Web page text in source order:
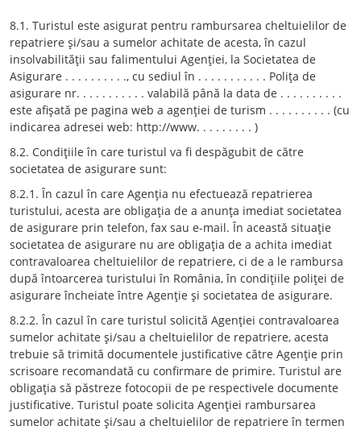
8.1. Turistul este asigurat pentru rambursarea cheltuielilor de
repatriere şi/sau a sumelor achitate de acesta, în cazul
insolvabilităţii sau falimentului Agenţiei, la Societatea de
Asigurare . . . . . . . . . ., cu sediul în . . . . . . . . . . . Poliţa de
asigurare nr. . . . . . . . . . . valabilă până la data de . . . . . . . . . .
este afişată pe pagina web a agenţiei de turism . . . . . . . . . . (cu
indicarea adresei web: http://www. . . . . . . . . )
8.2. Condiţiile în care turistul va fi despăgubit de către
societatea de asigurare sunt:
8.2.1. În cazul în care Agenţia nu efectuează repatrierea
turistului, acesta are obligaţia de a anunţa imediat societatea
de asigurare prin telefon, fax sau e-mail. În această situaţie
societatea de asigurare nu are obligaţia de a achita imediat
contravaloarea cheltuielilor de repatriere, ci de a le rambursa
după întoarcerea turistului în România, în condiţiile poliţei de
asigurare încheiate între Agenţie şi societatea de asigurare.
8.2.2. În cazul în care turistul solicită Agenţiei contravaloarea
sumelor achitate şi/sau a cheltuielilor de repatriere, acesta
trebuie să trimită documentele justificative către Agenţie prin
scrisoare recomandată cu confirmare de primire. Turistul are
obligaţia să păstreze fotocopii de pe respectivele documente
justificative. Turistul poate solicita Agenţiei rambursarea
sumelor achitate şi/sau a cheltuielilor de repatriere în termen